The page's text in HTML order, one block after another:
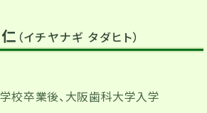
（イチヤナギ タダヒト）
校卒業後、大阪歯科大学入学